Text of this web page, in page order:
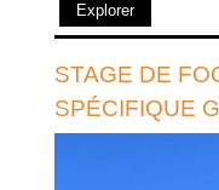
Explorer
STAGE DE
SPÉCIFIQUE